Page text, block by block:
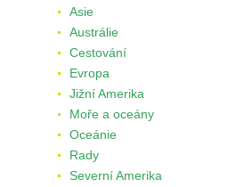
Asie
Austrálie
Cestování
Evropa
Jižní Amerika
Moře a oceány
Oceánie
Rady
Severní Amerika